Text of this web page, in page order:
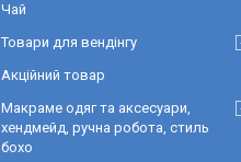
Чай
Товари для вендінгу
Акційний товар
Макраме одяг та аксесуари,
хендмейд, ручна робота, стиль
бохо